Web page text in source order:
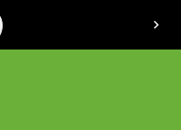
chevron_right